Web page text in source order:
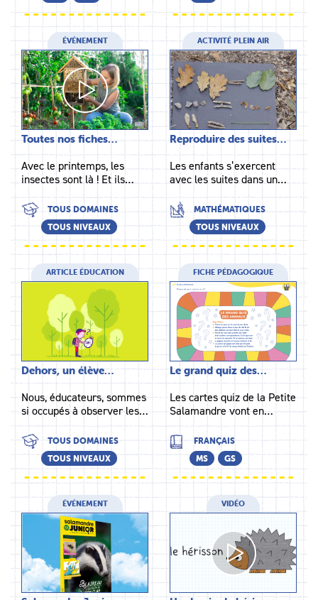
ÉVÉNEMENT
Toutes nos fiches…
Avec le printemps, les
insectes sont là ! Et ils…
TOUS DOMAINES
TOUS NIVEAUX
ACTIVITÉ PLEIN AIR
Reproduire des suites…
Les enfants s’exercent
avec les suites dans un…
MATHÉMATIQUES
TOUS NIVEAUX
ARTICLE ÉDUCATION
Dehors, un élève…
Nous, éducateurs, sommes
si occupés à observer les…
TOUS DOMAINES
TOUS NIVEAUX
FICHE PÉDAGOGIQUE
Le grand quiz des…
Les cartes quiz de la Petite
Salamandre vont en…
FRANÇAIS
MS
GS
ÉVÉNEMENT VIDÉO